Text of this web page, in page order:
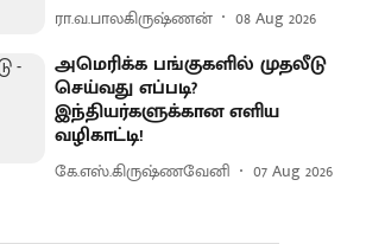
ரா.வ.பாலகிருஷ்ணன் 08 Aug 2026
அமெரிக்க பங்குகளில் முதலீடு
செய்வது எப்படி?
இந்தியர்களுக்கான எளிய
வழிகாட்டி!
கே.எஸ்.கிருஷ்ணவேனி 07 Aug 2026